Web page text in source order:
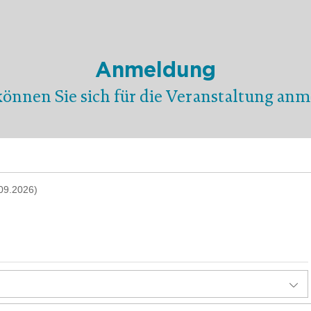
Anmeldung
Sie sich für die Veranstaltung